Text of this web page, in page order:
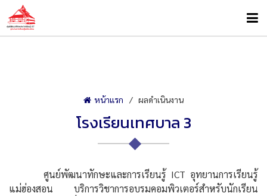
หน้าแรก ผลดำเนินงาน
โรงเรียนเทศบาล 3
ศูนย์พัฒนาทักษะและการเรียนรู้ ICT อุทยานการเรียนรู้
แม่ฮ่องสอน บริการวิชาการอบรมคอมพิวเตอร์สำหรับนักเรียน